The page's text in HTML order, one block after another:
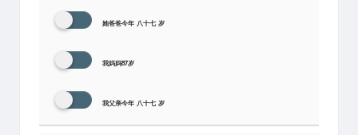
她爸爸今年 八十七 岁
我妈妈87岁
我父亲今年 八十七 岁